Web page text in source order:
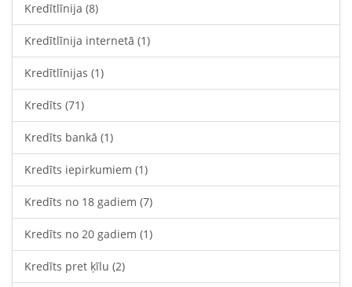
Kredītlīnija (8)
Kredītlīnija internetā (1)
Kredītlīnijas (1)
Kredīts (71)
Kredīts bankā (1)
Kredīts iepirkumiem (1)
Kredīts no 18 gadiem (7)
Kredīts no 20 gadiem (1)
Kredīts pret ķīlu (2)